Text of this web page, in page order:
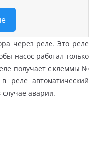
через реле. Это реле
насос работал только
получает с клеммы №
реле автоматический
аварии.